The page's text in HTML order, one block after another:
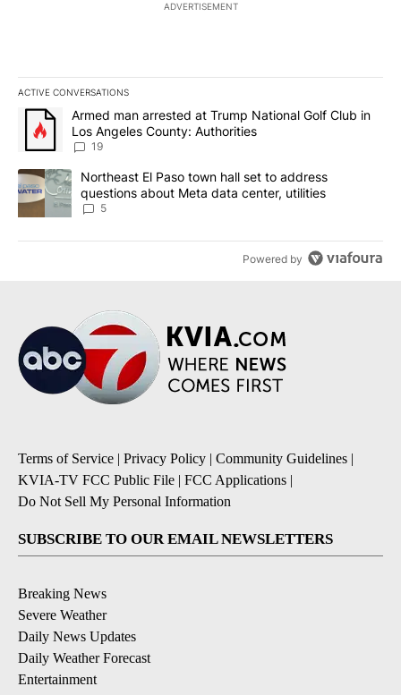
ADVERTISEMENT
ACTIVE CONVERSATIONS
The following is a list of the most commented articles in the last
A trending article titled "Armed man arrested at Trump National
Armed man arrested at Trump National Golf Club in
Los Angeles County: Authorities
19
A trending article titled "Northeast El Paso town hall set to
Northeast El Paso town hall set to address
questions about Meta data center, utilities
5
Powered by
Terms of Service | Privacy Policy | Community Guidelines |
KVIA-TV FCC Public File | FCC Applications |
Do Not Sell My Personal Information
SUBSCRIBE TO OUR EMAIL NEWSLETTERS
Breaking News
Severe Weather
Daily News Updates
Daily Weather Forecast
Entertainment